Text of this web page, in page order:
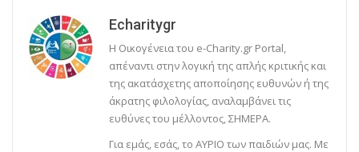
Echaritygr
Η Οικογένεια του e-Charity.gr Portal,
απέναντι στην λογική της απλής κριτικής και
της ακατάσχετης αποποίησης ευθυνών ή της
άκρατης φιλολογίας, αναλαμβάνει τις
ευθύνες του μέλλοντος, ΣΗΜΕΡΑ.
Για εμάς, εσάς, το ΑΥΡΙΟ των παιδιών μας. Με